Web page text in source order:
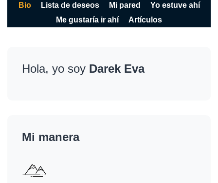
Bio Lista de deseos Mi pared
Yo estuve ahí
Me gustaría ir ahí
Artículos
Hola, yo soy Darek Eva
Mi manera